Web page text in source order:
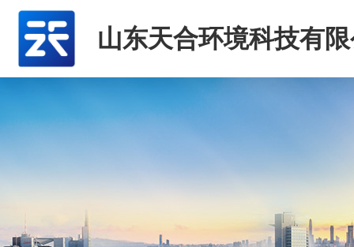
山东天合环境科技有